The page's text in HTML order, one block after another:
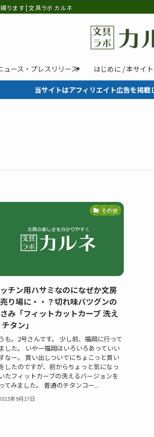
ります | 文具ラボ カルネ
ュース・プレスリリース はじめに / 本サイ
当サイトはアフィリエイト広告を掲
その他
チン用ハサミなのになぜか文房
り場に・・？切れ味バツグンの
み「フィットカットカーブ 洗え
タン」
も。2号さんです。 少し前、福岡に行って
した。 いやー福岡はいろいろあっていい
なー。 買い出しついでにちょこっと買い
したのですが、前からちょっと気になっ
たフィットカーブの洗えるバージョンを
てみました。 普通のチタンコー...
年9月17日